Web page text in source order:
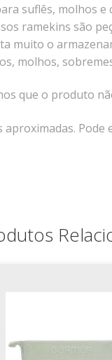
suflês, molhos e
ramekins são
muito o
molhos,
que o produto
aproximadas. Pode